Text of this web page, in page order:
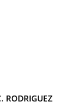
RODRIGUEZ